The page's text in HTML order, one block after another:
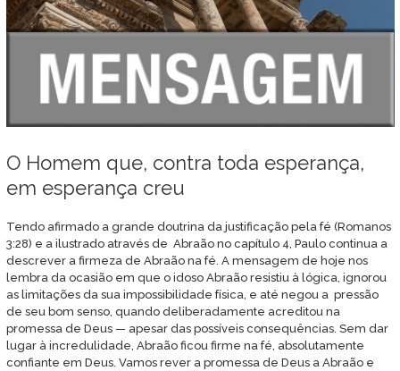
O Homem que, contra toda esperança,
em esperança creu
Tendo afirmado a grande doutrina da justificação pela fé (Romanos
3:28) e a ilustrado através de Abraão no capítulo 4, Paulo continua a
descrever a firmeza de Abraão na fé. A mensagem de hoje nos
lembra da ocasião em que o idoso Abraão resistiu à lógica, ignorou
as limitações da sua impossibilidade física, e até negou a pressão
de seu bom senso, quando deliberadamente acreditou na
promessa de Deus — apesar das possíveis consequências. Sem dar
lugar à incredulidade, Abraão ficou firme na fé, absolutamente
confiante em Deus. Vamos rever a promessa de Deus a Abraão e